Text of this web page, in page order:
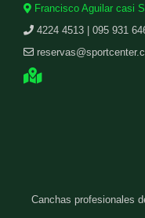
Francisco Aguilar casi
4224 4513 | 095 931
Canchas profesionales